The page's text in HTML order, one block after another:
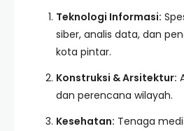
Teknologi Informasi:
siber, analis data, dan
kota pintar.
Konstruksi & Arsitektur:
dan perencana wilayah.
Kesehatan: Tenaga